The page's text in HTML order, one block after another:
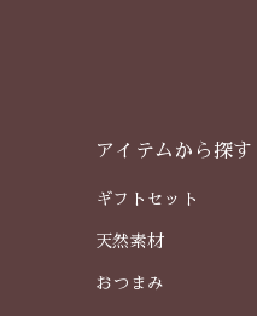
アイテムから探す
ギフトセット
天然素材
おつまみ